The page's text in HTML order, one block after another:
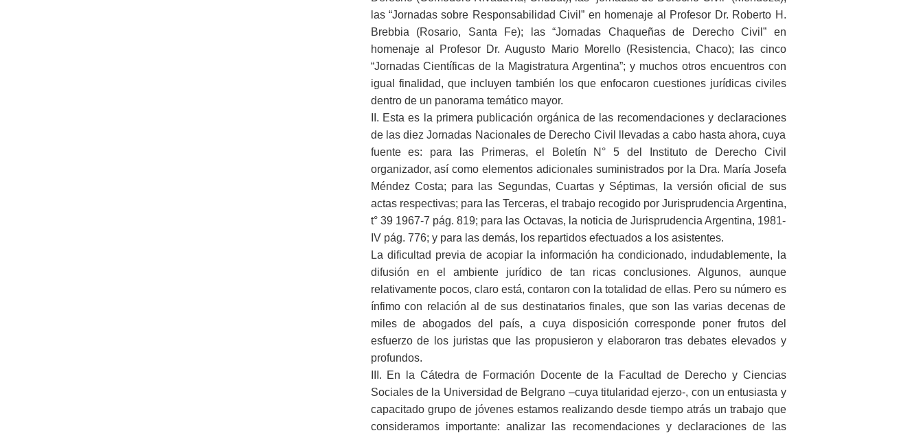
las “Jornadas sobre Responsabilidad Civil” en homenaje al Profesor Dr. Roberto H.
Brebbia (Rosario, Santa Fe); las “Jornadas Chaqueñas de Derecho Civil” en
homenaje al Profesor Dr. Augusto Mario Morello (Resistencia, Chaco); las cinco
“Jornadas Científicas de la Magistratura Argentina”; y muchos otros encuentros con
igual finalidad, que incluyen también los que enfocaron cuestiones jurídicas civiles
dentro de un panorama temático mayor.
II. Esta es la primera publicación orgánica de las recomendaciones y declaraciones
de las diez Jornadas Nacionales de Derecho Civil llevadas a cabo hasta ahora, cuya
fuente es: para las Primeras, el Boletín N° 5 del Instituto de Derecho Civil
organizador, así como elementos adicionales suministrados por la Dra. María Josefa
Méndez Costa; para las Segundas, Cuartas y Séptimas, la versión oficial de sus
actas respectivas; para las Terceras, el trabajo recogido por Jurisprudencia Argentina,
t° 39 1967-7 pág. 819; para las Octavas, la noticia de Jurisprudencia Argentina, 1981-
IV pág. 776; y para las demás, los repartidos efectuados a los asistentes.
La dificultad previa de acopiar la información ha condicionado, indudablemente, la
difusión en el ambiente jurídico de tan ricas conclusiones. Algunos, aunque
relativamente pocos, claro está, contaron con la totalidad de ellas. Pero su número es
ínfimo con relación al de sus destinatarios finales, que son las varias decenas de
miles de abogados del país, a cuya disposición corresponde poner frutos del
esfuerzo de los juristas que las propusieron y elaboraron tras debates elevados y
profundos.
III. En la Cátedra de Formación Docente de la Facultad de Derecho y Ciencias
Sociales de la Universidad de Belgrano –cuya titularidad ejerzo-, con un entusiasta y
capacitado grupo de jóvenes estamos realizando desde tiempo atrás un trabajo que
consideramos importante: analizar las recomendaciones y declaraciones de las